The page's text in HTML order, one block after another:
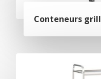
Conteneurs